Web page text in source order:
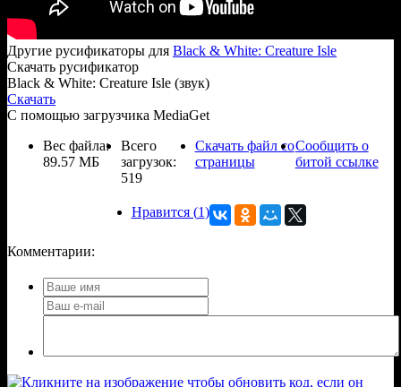
Другие русификаторы для Black & White: Creature Isle
Скачать русификатор
Black & White: Creature Isle (звук)
Скачать
С помощью загрузчика MediaGet
Вес файла:
89.57 МБ
Всего
загрузок:
519
Скачать файл со
страницы
Сообщить о
битой ссылке
Нравится (1)
Комментарии: